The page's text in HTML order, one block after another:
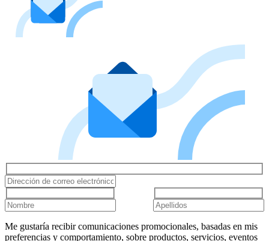
Me gustaría recibir comunicaciones promocionales, basadas en mis
preferencias y comportamiento, sobre productos, servicios, eventos